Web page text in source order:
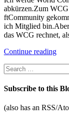
abkürzen.Zum
ftCommunity
ich Mitglied
das WCG rechnet,
Continue reading
Search
for:
Subscribe to this
(also has an RSS/